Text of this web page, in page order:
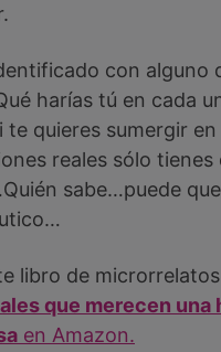
con alguno
harías tú en cada
te quieres sumergir
reales sólo tienes
sabe…puede
libro de
que merecen una
en Amazon.